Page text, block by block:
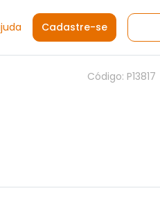
Cadastre-se
Código: P13817